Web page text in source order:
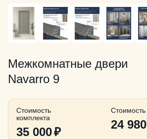
Межкомнатные двери
Navarro 9
Стоимость
комплекта
35 000₽
Стоимость
24 980